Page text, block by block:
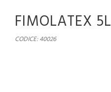
FIMOLATEX 5L
CODICE: 40026